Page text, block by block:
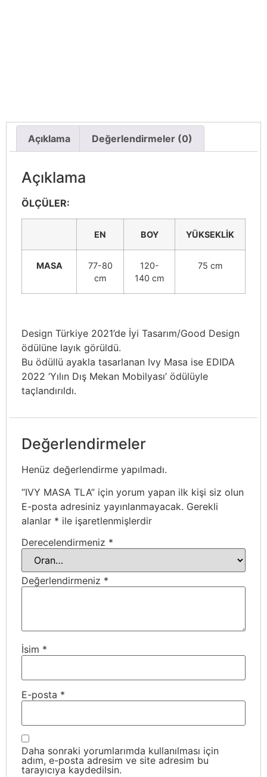
Açıklama Değerlendirmeler (0)
Açıklama
ÖLÇÜLER:
EN BOY YÜKSEKLİK
MASA
77-80
cm
120-
140 cm
75 cm
Design Türkiye 2021’de İyi Tasarım/Good Design
ödülüne layık görüldü.
Bu ödüllü ayakla tasarlanan Ivy Masa ise EDIDA
2022 ‘Yılın Dış Mekan Mobilyası’ ödülüyle
taçlandırıldı.
Değerlendirmeler
Henüz değerlendirme yapılmadı.
“IVY MASA TLA” için yorum yapan ilk kişi siz olun
E-posta adresiniz yayınlanmayacak. Gerekli
alanlar * ile işaretlenmişlerdir
Derecelendirmeniz *
Değerlendirmeniz *
İsim *
E-posta *
Daha sonraki yorumlarımda kullanılması için
adım, e-posta adresim ve site adresim bu
tarayıcıya kaydedilsin.